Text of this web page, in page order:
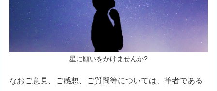
星に願いをかけませんか?
なおご意見、ご感想、ご質問等については、筆者である